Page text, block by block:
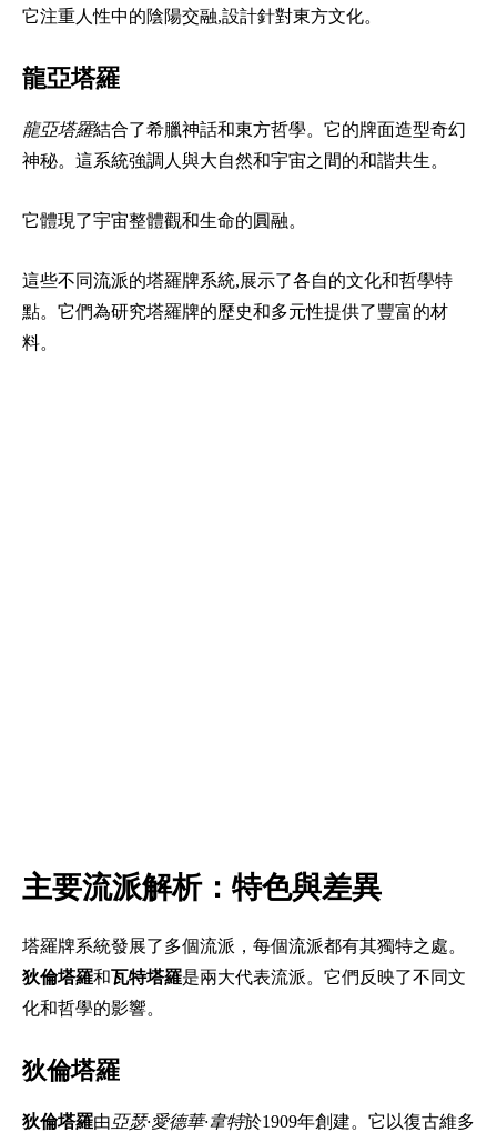
它注重人性中的陰陽交融,設計針對東方文化。
龍亞塔羅
龍亞塔羅結合了希臘神話和東方哲學。它的牌面造型奇幻
神秘。這系統強調人與大自然和宇宙之間的和諧共生。
它體現了宇宙整體觀和生命的圓融。
這些不同流派的塔羅牌系統,展示了各自的文化和哲學特
點。它們為研究塔羅牌的歷史和多元性提供了豐富的材
料。
主要流派解析：特色與差異
塔羅牌系統發展了多個流派，每個流派都有其獨特之處。
狄倫塔羅和瓦特塔羅是兩大代表流派。它們反映了不同文
化和哲學的影響。
狄倫塔羅
狄倫塔羅由亞瑟·愛德華·韋特於1909年創建。它以復古維多